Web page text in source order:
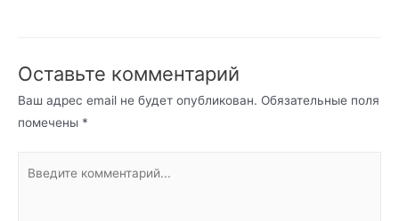
Оставьте комментарий
Ваш адрес email не будет опубликован. Обязательные поля
помечены *
комментарий...